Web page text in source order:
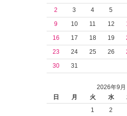
2
3 4 5
9
10 11 12
16
17 18 19
23
24 25 26
30
31
2026年9月
日
月 火 水
1
2